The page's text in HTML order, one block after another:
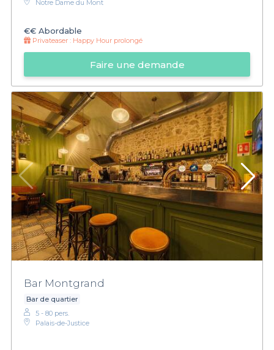
Notre Dame du Mont
€€ Abordable
Privateaser : Happy Hour prolongé
Faire une demande
Bar Montgrand
Bar de quartier
5 - 80 pers.
Palais-de-Justice